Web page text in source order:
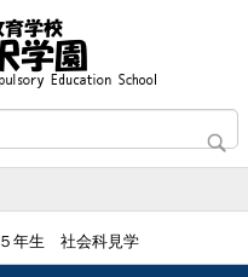
５年生 社会科見学